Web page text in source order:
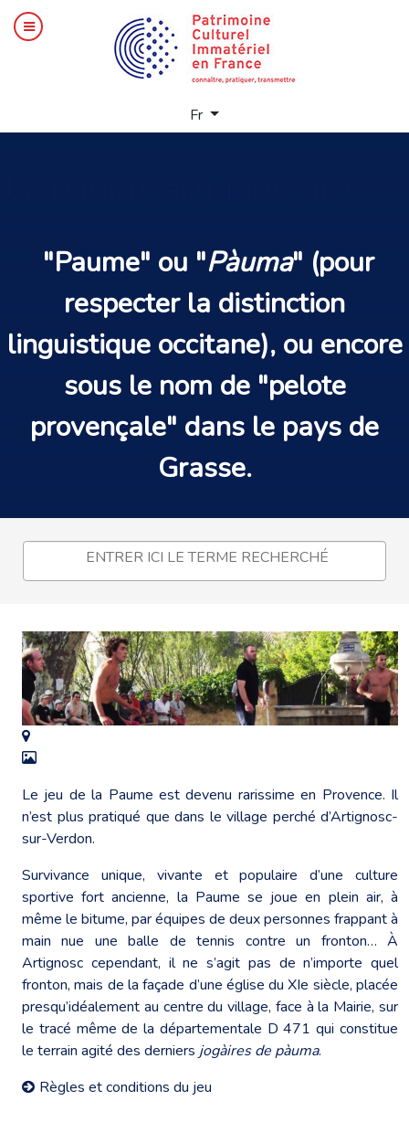
Fr
"Paume" ou "Pàuma" (pour
respecter la distinction
linguistique occitane), ou encore
sous le nom de "pelote
provençale" dans le pays de
Grasse.
Le jeu de la Paume est devenu rarissime en Provence. Il
n’est plus pratiqué que dans le village perché d’Artignosc-
sur-Verdon.
Survivance unique, vivante et populaire d’une culture
sportive fort ancienne, la Paume se joue en plein air, à
même le bitume, par équipes de deux personnes frappant à
main nue une balle de tennis contre un fronton… À
Artignosc cependant, il ne s’agit pas de n’importe quel
fronton, mais de la façade d’une église du XIe siècle, placée
presqu’idéalement au centre du village, face à la Mairie, sur
le tracé même de la départementale D 471 qui constitue
le terrain agité des derniers jogàires de pàuma.
Règles et conditions du jeu